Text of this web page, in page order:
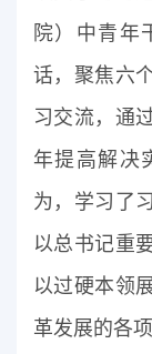
院）中青年
话，聚焦六
习交流，通
年提高解决
为，学习了
以总书记重
以过硬本领
革发展的各项